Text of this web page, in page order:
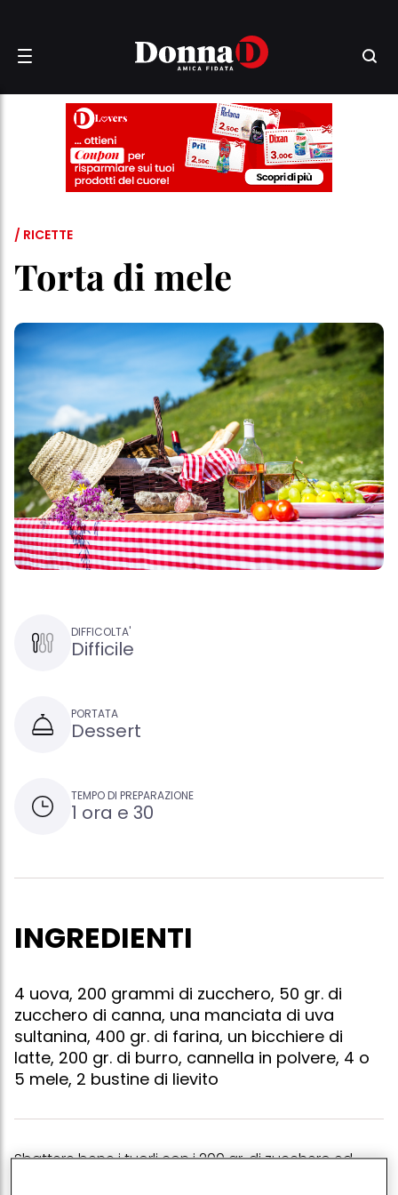
/ RICETTE
Torta di mele
DIFFICOLTA'
Difficile
PORTATA
Dessert
TEMPO DI PREPARAZIONE
1 ora e 30
INGREDIENTI
4 uova, 200 grammi di zucchero, 50 gr. di
zucchero di canna, una manciata di uva
sultanina, 400 gr. di farina, un bicchiere di
latte, 200 gr. di burro, cannella in polvere, 4 o
5 mele, 2 bustine di lievito
Sbattere bene i tuorli con i 200 gr. di zucchero ed